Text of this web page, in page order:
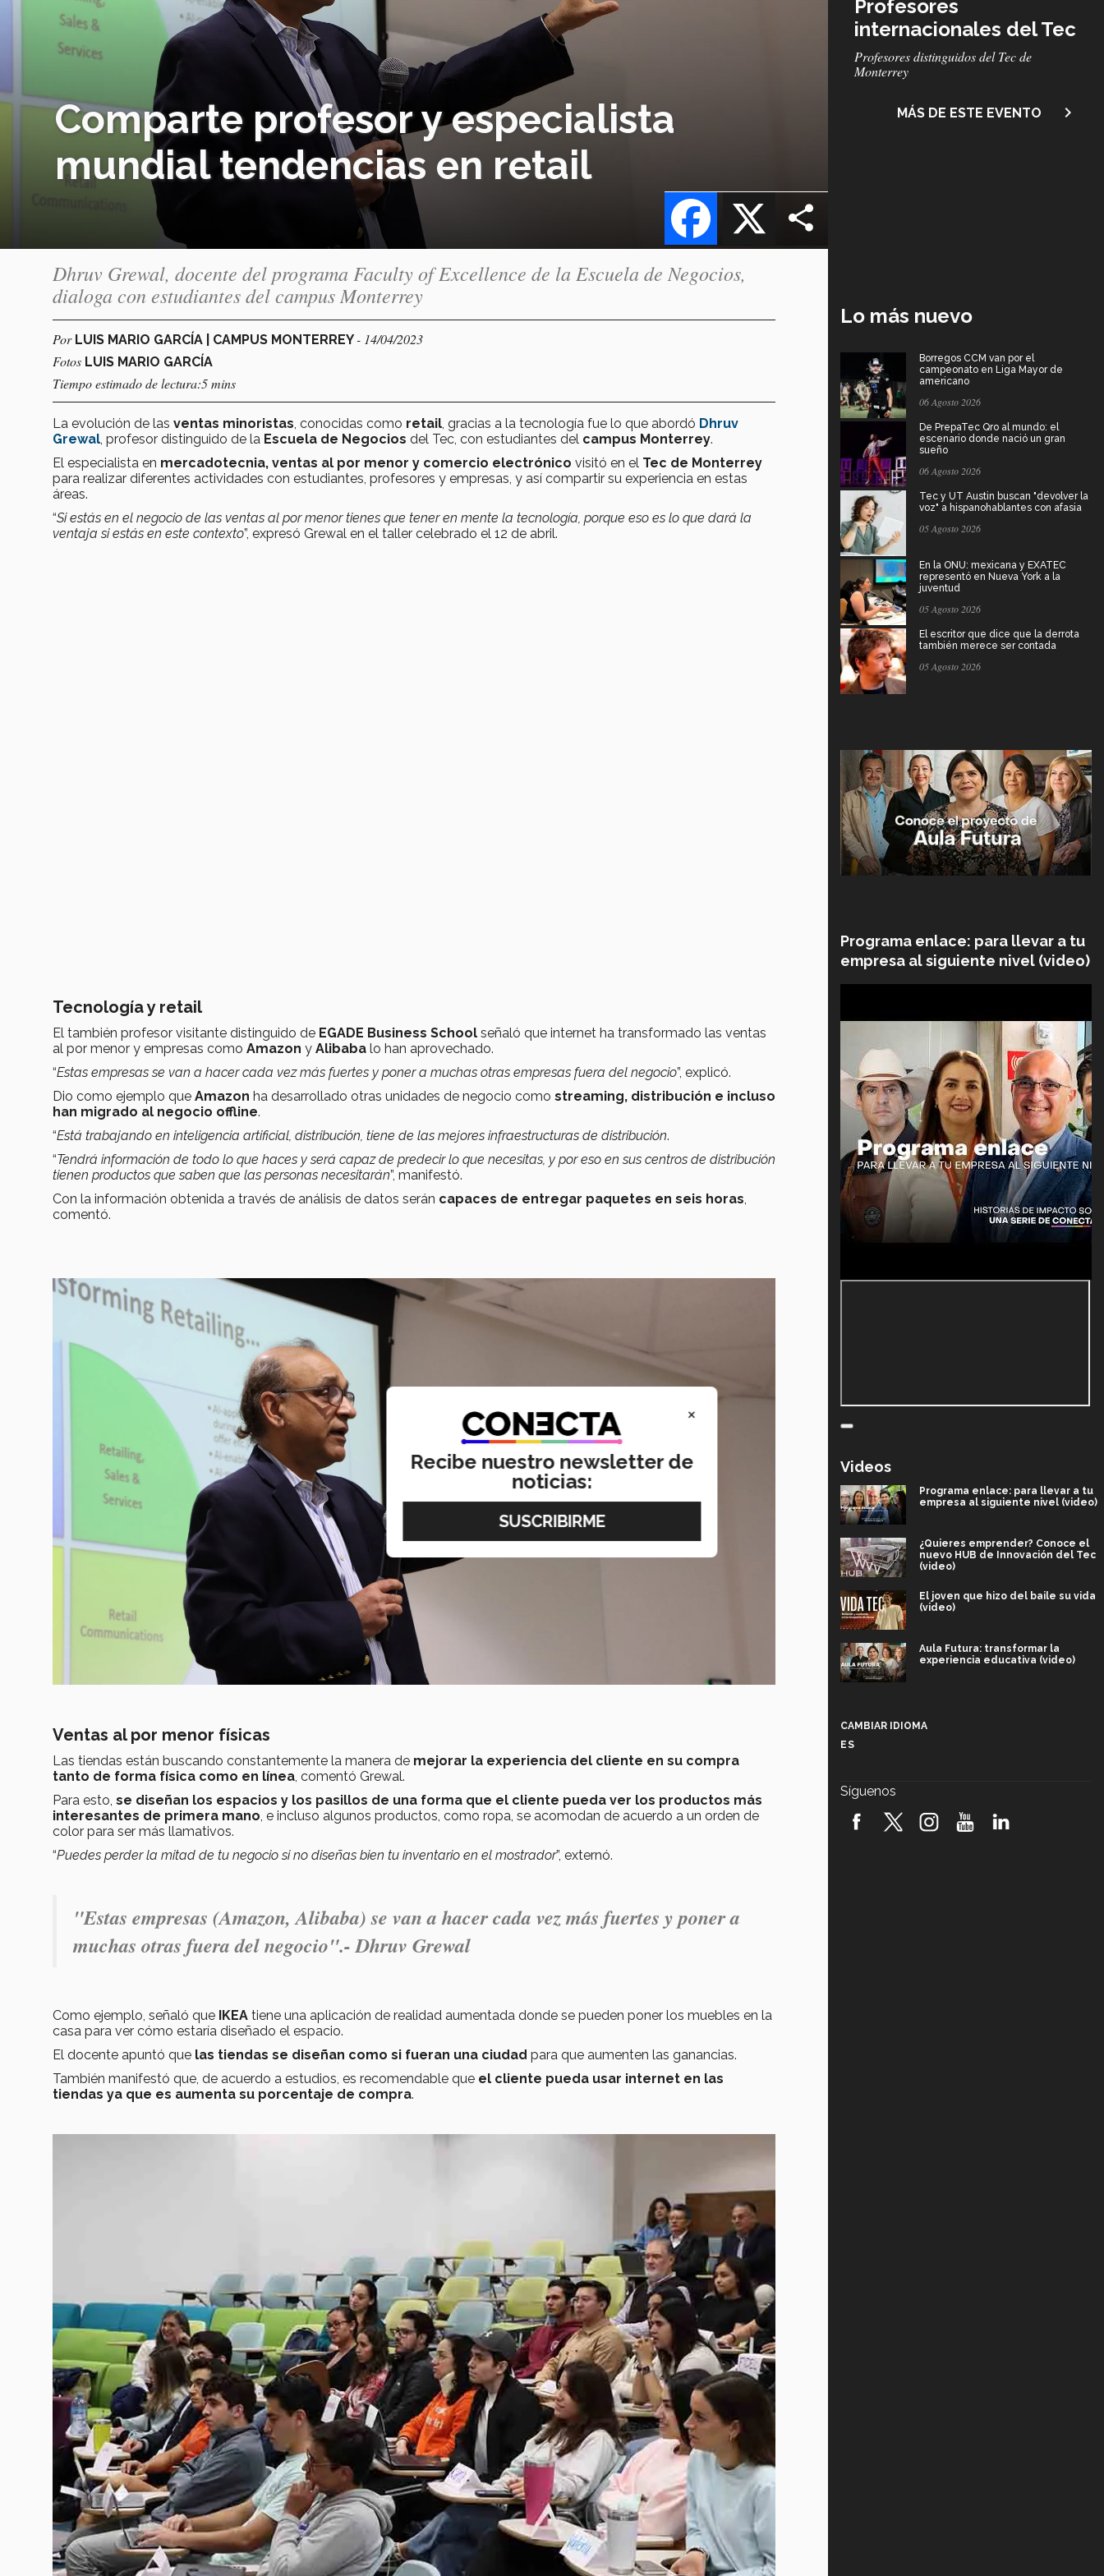
Comparte profesor y especialista
mundial tendencias en retail
X
Facebook
Profesores
internacionales del Tec
Subtítulo
Profesores distinguidos del Tec de
Monterrey
MÁS DE ESTE EVENTO navigate_next
Dhruv Grewal, docente del programa Faculty of Excellence de la Escuela de Negocios,
dialoga con estudiantes del campus Monterrey
Por LUIS MARIO GARCÍA | CAMPUS MONTERREY- 14/04/2023
Fotos LUIS MARIO GARCÍA
Tiempo estimado de lectura:5 mins
La evolución de las ventas minoristas, conocidas como retail, gracias a la tecnología fue lo que abordó Dhruv
Grewal, profesor distinguido de la Escuela de Negocios del Tec, con estudiantes del campus Monterrey.
El especialista en mercadotecnia, ventas al por menor y comercio electrónico visitó en el Tec de Monterrey
para realizar diferentes actividades con estudiantes, profesores y empresas, y así compartir su experiencia en estas
áreas.
“Si estás en el negocio de las ventas al por menor tienes que tener en mente la tecnología, porque eso es lo que dará la
ventaja si estás en este contexto”, expresó Grewal en el taller celebrado el 12 de abril.
Tecnología y retail
El también profesor visitante distinguido de EGADE Business School señaló que internet ha transformado las ventas
al por menor y empresas como Amazon y Alibaba lo han aprovechado.
“Estas empresas se van a hacer cada vez más fuertes y poner a muchas otras empresas fuera del negocio”, explicó.
Dio como ejemplo que Amazon ha desarrollado otras unidades de negocio como streaming, distribución e incluso
han migrado al negocio offline.
“Está trabajando en inteligencia artificial, distribución, tiene de las mejores infraestructuras de distribución.
“Tendrá información de todo lo que haces y será capaz de predecir lo que necesitas, y por eso en sus centros de distribución
tienen productos que saben que las personas necesitarán”, manifestó.
Con la información obtenida a través de análisis de datos serán capaces de entregar paquetes en seis horas,
comentó.
Ventas al por menor físicas
Las tiendas están buscando constantemente la manera de mejorar la experiencia del cliente en su compra
tanto de forma física como en línea, comentó Grewal.
Para esto, se diseñan los espacios y los pasillos de una forma que el cliente pueda ver los productos más
interesantes de primera mano, e incluso algunos productos, como ropa, se acomodan de acuerdo a un orden de
color para ser más llamativos.
“Puedes perder la mitad de tu negocio si no diseñas bien tu inventario en el mostrador”, externó.
"Estas empresas (Amazon, Alibaba) se van a hacer cada vez más fuertes y poner a
muchas otras fuera del negocio".- Dhruv Grewal
Como ejemplo, señaló que IKEA tiene una aplicación de realidad aumentada donde se pueden poner los muebles en la
casa para ver cómo estaría diseñado el espacio.
El docente apuntó que las tiendas se diseñan como si fueran una ciudad para que aumenten las ganancias.
También manifestó que, de acuerdo a estudios, es recomendable que el cliente pueda usar internet en las
tiendas ya que es aumenta su porcentaje de compra.
Lo más nuevo
Borregos CCM van por el
campeonato en Liga Mayor de
americano
06 Agosto 2026
De PrepaTec Qro al mundo: el
escenario donde nació un gran
sueño
06 Agosto 2026
Tec y UT Austin buscan "devolver la
voz" a hispanohablantes con afasia
05 Agosto 2026
En la ONU: mexicana y EXATEC
representó en Nueva York a la
juventud
05 Agosto 2026
El escritor que dice que la derrota
también merece ser contada
05 Agosto 2026
Programa enlace: para llevar a tu
empresa al siguiente nivel (video)
Videos
Programa enlace: para llevar a tu
empresa al siguiente nivel (video)
¿Quieres emprender? Conoce el
nuevo HUB de Innovación del Tec
(video)
El joven que hizo del baile su vida
(video)
Aula Futura: transformar la
experiencia educativa (video)
robótica FIRST 2026! (video)
CAMBIAR IDIOMA
ES
Síguenos
×
Recibe nuestro newsletter de
noticias: